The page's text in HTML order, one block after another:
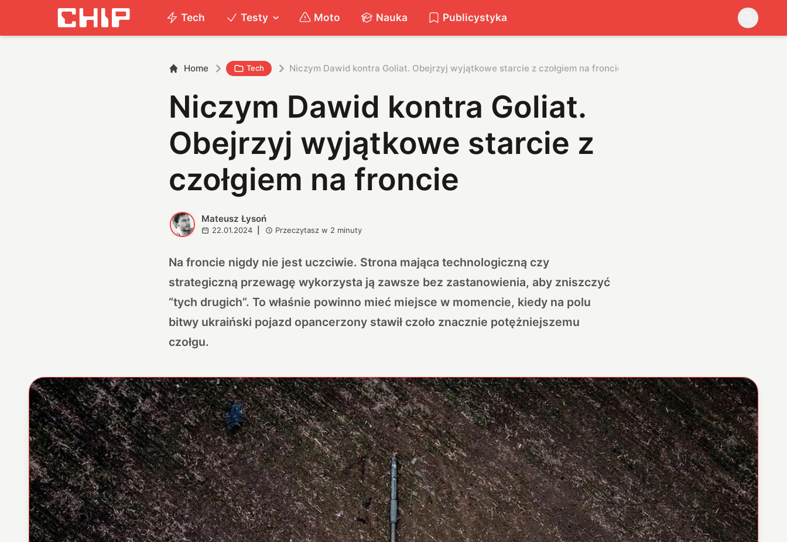
Tech Testy Moto Nauka Publicystyka
Home Tech Niczym Dawid kontra Goliat. Obejrzyj wyjątkowe starcie z czołgiem na froncie
Niczym Dawid kontra Goliat.
Obejrzyj wyjątkowe starcie z
czołgiem na froncie
M Mateusz Łysoń
22.01.2024 Przeczytasz w 2 minuty
Na froncie nigdy nie jest uczciwie. Strona mająca technologiczną czy
strategiczną przewagę wykorzysta ją zawsze bez zastanowienia, aby zniszczyć
“tych drugich”. To właśnie powinno mieć miejsce w momencie, kiedy na polu
bitwy ukraiński pojazd opancerzony stawił czoło znacznie potężniejszemu
czołgu.